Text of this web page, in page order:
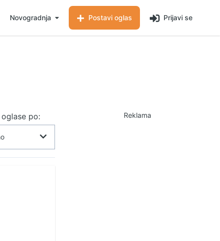
Novogradnja Postavi oglas Prijavi se
po: Reklama